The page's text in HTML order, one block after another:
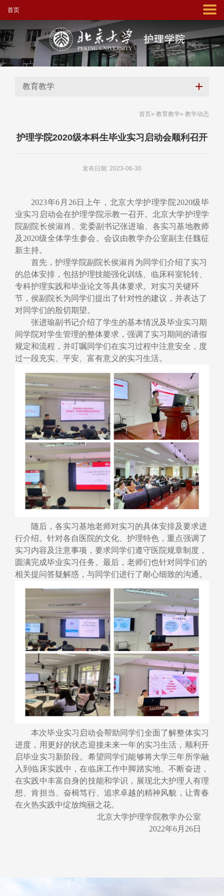
首页
教育教学
首页» 教育教学» 教学动态
护理学院2020级本科生毕业实习启动会顺利召开
发布日期: 2023-06-30
2023年6 月 26日上午，北京大学护理学院2020级毕
业实习启动会在护理学院示教一召开。北京大学护理学
院副院长侯淑肖、党委副书记张进瑜、各实习基地教师
及 2020级全体学生参会。 会议由教学办公室副主任魏征
新主持。
首先，护理学院副院长侯淑肖为同学们介绍了实习
的总体安排，包括护理技能强化训练、临床科室轮转、
专科护理实践和毕业论文等具体要求。对实习关键环
节，侯副院长为同学们提出了针对性的建议，并表达了
对同学们的殷切期望。
张进瑜副书记介绍了学生的基本情况及毕业实习期
间学院对学生管理的整体要求，强调了实习期间的请假
规定和流程，并叮嘱同学们在实习过程中注意安全，度
过一段充实、平安、富有意义的实习生活。
随后 ， 各实习基地老师对实习的具体安排及要求进
行介绍。针对各自医院的文化、护理特色，重点强调了
实习内容及注意事项，要求同学们遵守医院规章制度，
圆满完成毕业实习任务。最后，老师们也针对同学们的
相关提问答疑解惑，与同学们进行了耐心细致的沟通。
本次毕业实习启动会帮助同学们全面了解整体实习
进度，用更好的状态迎接未来一年的实习生活，顺利开
启毕业实习新阶段。希望同学们能够将大学三年所学融
入到临床实践中，在临床工作中脚踏实地、不断奋进，
在实践中丰富自身的技能和学识，展现北大护理人有理
想 、肯担当、奋楫笃行、追求卓越的精神风貌，让青春
在火热实践中绽放绚丽之花。
北京大学护理学院教学办公室
2022年6月 26日